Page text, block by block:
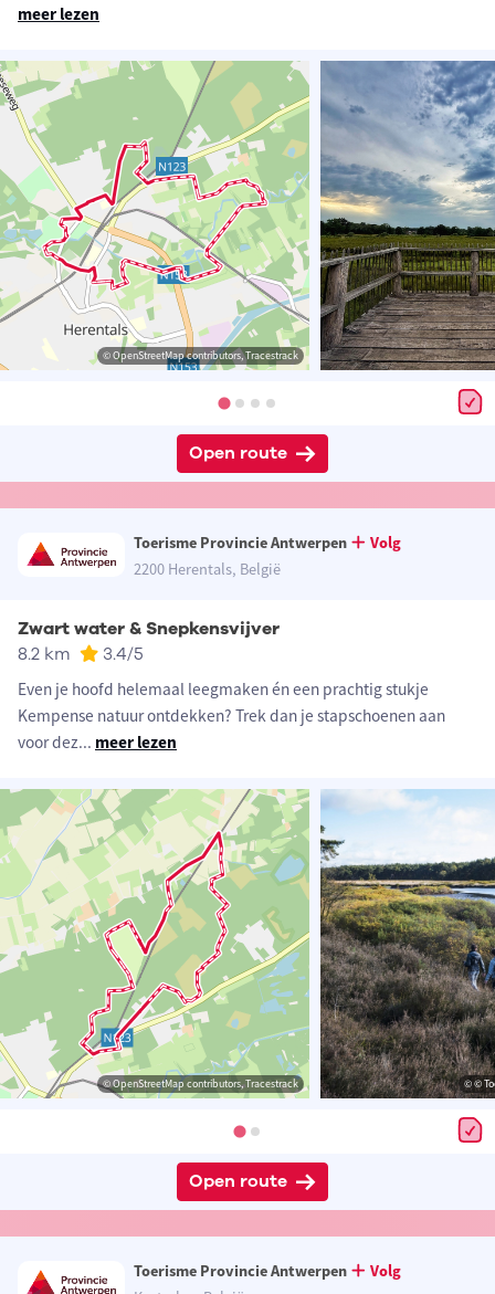
meer lezen
© OpenStreetMap contributors, Tracestrack
Open route
Toerisme Provincie Antwerpen
Volg
2200 Herentals, België
Zwart water & Snepkensvijver
8.2 km 3.4/5
Even je hoofd helemaal leegmaken én een prachtig stukje
Kempense natuur ontdekken? Trek dan je stapschoenen aan
voor dez... meer lezen
© OpenStreetMap contributors, Tracestrack © ©
Open route
Toerisme Provincie Antwerpen
Volg